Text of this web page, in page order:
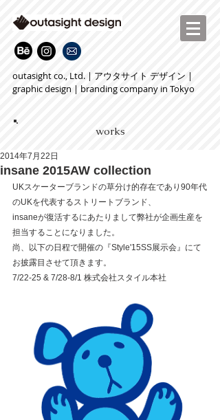
outasight co., Ltd. | アウタサイト デザイン |
graphic design | branding company in Tokyo
works
insane 2015AW collection
2014年7月22日
UKスケーターブランドの草分け的存在であり90年代
のUKを代表するストリートブランド、
insaneが復活するにあたりまして弊社が企画生産を
担当することになりました。
尚、以下の日程で開催の『Style'15SS展示会』にて
お披露目させて頂きます。
7/22-25 & 7/28-8/1 株式会社スタイル本社